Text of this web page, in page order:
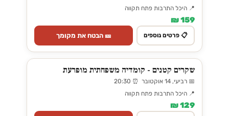
📍 היכל התרבות פתח תקווה
159 ₪
📋 פרטים נוספים 🎫 הבטח את מקומך
שקרים קטנים - קומדיה משפחתית מופרעת
📅 רביעי, 14 אוקטובר ⏰ 20:30
📍 היכל התרבות פתח תקווה
129 ₪